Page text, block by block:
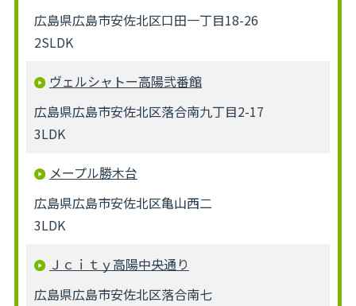
広島県広島市安佐北区口田一丁目18-26
2SLDK
ヴェルシャトー高陽弐番館
広島県広島市安佐北区落合南九丁目2-17
3LDK
メープル勝木台
広島県広島市安佐北区亀山西二
3LDK
Ｊｃｉｔｙ高陽中央通り
広島県広島市安佐北区落合南七